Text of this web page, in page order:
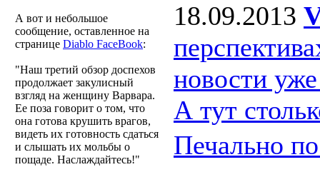
А вот и небольшое
сообщение, оставленное на
странице Diablo FaceBook:
Наш третий обзор доспехов
продолжает закулисный
взгляд на женщину Варвара.
Ее поза говорит о том, что
она готова крушить врагов,
видеть их готовность сдаться
и слышать их мольбы о
пощаде. Наслаждайтесь!
18.09.2013
новости
А тут
Печально